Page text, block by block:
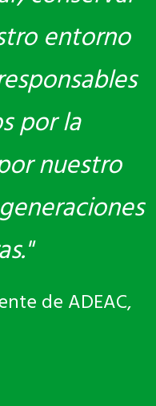
entorno
por la
nuestro
de ADEAC,